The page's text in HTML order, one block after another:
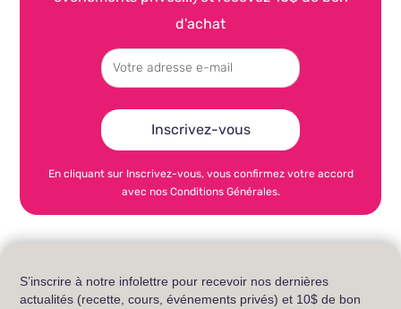
d'achat
En cliquant sur Inscrivez-vous, vous confirmez votre accord
avec nos Conditions Générales.
S’inscrire à notre infolettre pour recevoir nos dernières
actualités (recette, cours, événements privés) et 10$ de bon